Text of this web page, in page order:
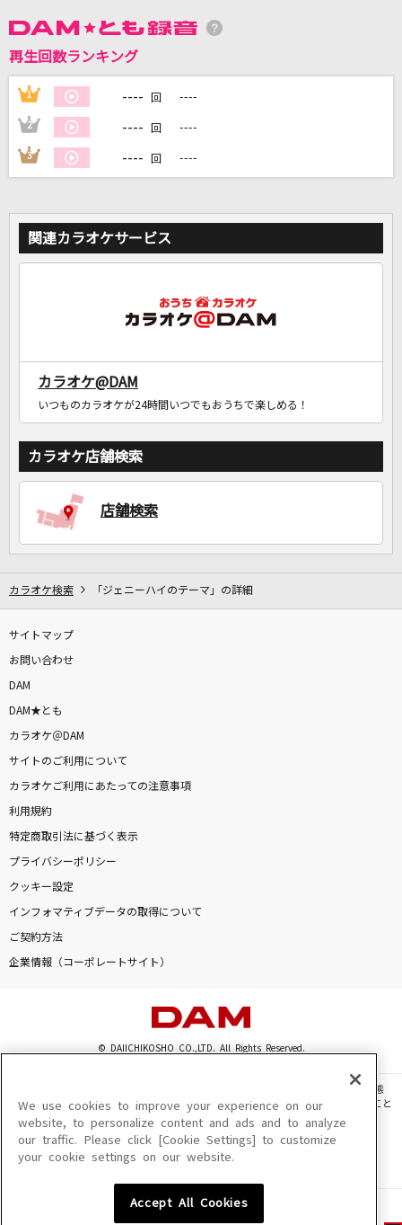
再生回数ランキング
1 ---- 回 ----
2 ---- 回 ----
3 ---- 回 ----
関連カラオケサービス
カラオケ@DAM
いつものカラオケが24時間いつでもおうちで楽しめる！
カラオケ店舗検索
店舗検索
カラオケ検索 「ジェニーハイのテーマ」の詳細
サイトマップ
お問い合わせ
DAM
DAM★とも
カラオケ＠DAM
サイトのご利用について
カラオケご利用にあたっての注意事項
利用規約
特定商取引法に基づく表示
プライバシーポリシー
クッキー設定
インフォマティブデータの取得について
ご契約方法
企業情報（コーポレートサイト）
© DAIICHIKOSHO CO.,LTD. All Rights Reserved.
このサイトに掲載されている一切の文章・画像・写真・動画・音声等を、手段や形態
を問わず、著作権法の定める範囲を超えて無断で複製、転載、ファイル化などすること
を禁じます。
楽曲及びコンテンツは、機種によりご利用いただけない場合があります。
楽曲及びコンテンツの配信日、配信内容が変更になる場合があります。
We use cookies to improve your experience on our
website, to personalize content and ads and to analyze
our traffic. Please click [Cookie Settings] to customize
your cookie settings on our website.
Accept All Cookies